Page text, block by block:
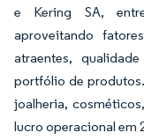
e Kering SA,
aproveitando
atraentes,
portfólio de
joalheria,
lucro operacional em